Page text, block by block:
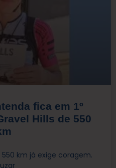
fica em 1º
Hills de 550
km já exige coragem.